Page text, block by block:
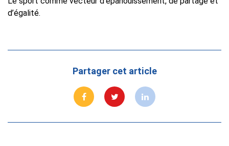
d’égalité.
Partager cet article